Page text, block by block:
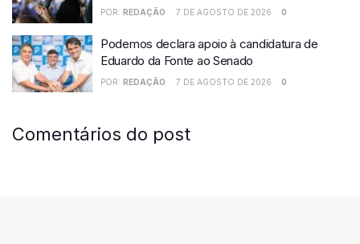
POR: REDAÇÃO 7 DE AGOSTO DE 2026 0
Podemos declara apoio à candidatura de
Eduardo da Fonte ao Senado
POR: REDAÇÃO 7 DE AGOSTO DE 2026 0
Comentários do post